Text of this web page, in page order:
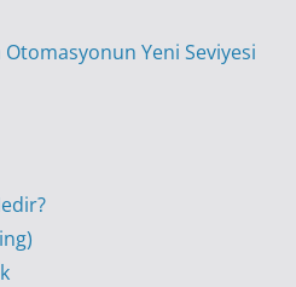
Otomasyonun Yeni Seviyesi